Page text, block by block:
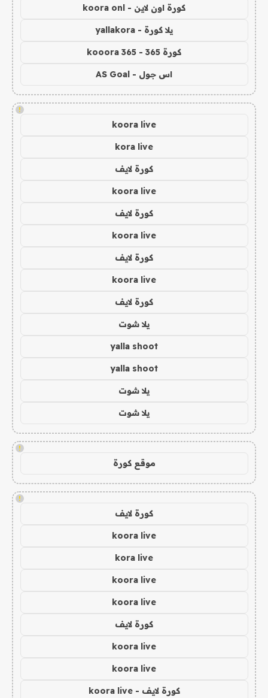
كورة اون لاين - koora onl
يلا كورة - yallakora
كورة 365 - kooora 365
اس جول - AS Goal
!
koora live
kora live
كورة لايف
koora live
كورة لايف
koora live
كورة لايف
koora live
كورة لايف
يلا شوت
yalla shoot
yalla shoot
يلا شوت
يلا شوت
!
موقع كورة
!
كورة لايف
koora live
kora live
koora live
koora live
كورة لايف
koora live
koora live
كورة لايف - koora live